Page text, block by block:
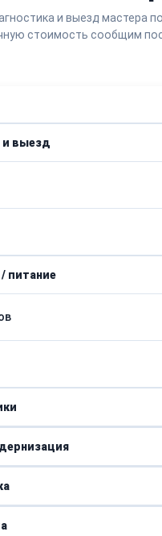
и выезд мастера
стоимость сообщим
и выезд
питание